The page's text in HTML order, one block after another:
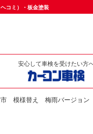
コミ）・板金塗装
安心して車検を受けたい方
市 模様替え 梅雨バージョン